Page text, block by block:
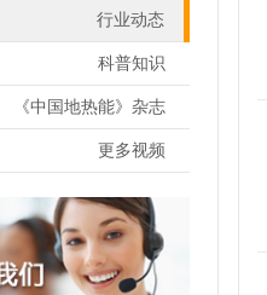
行业动态
科普知识
《中国地热能》杂志
更多视频